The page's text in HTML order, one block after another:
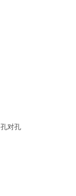
孔对孔